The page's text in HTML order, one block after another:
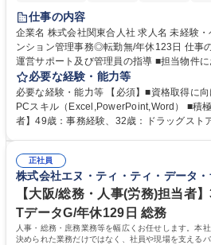
仕事の内容
企業名 株式会社関東合人社 求人名 未経験・ベテラン歓迎【お茶の水】マ
ンション管理事務◎転勤無/年休123日 仕事の内容 ■マンション管理組合の
運営サポート及び管理員の指導 ■担当物件
事務所内での事務業務等 ★異業界からの転
【年収補足】532万円 ＋別途インセンティ
実績） ＋管理業務主任者資格手当50,000円
人社計画研究所社のグループ会社として、
無/年休123日
必要な経験・能力等
必要な経験・能力等 【必須】■資格取得に向
PCスキル（Excel,PowerPoint,Word） ■積極的に行動できる方 【入社
者】49歳：事務経験、32歳：ドラッグストア勤務、 58歳
得出来ております！ 【魅力】■フレックス制
を一律支給！ ■管理業務主任者資格取得後には50,000円/月の手当あり！
学歴・資格 学歴：大学院 大学 高専 短大
一種運転免許普通自動車
正社員
株式会社エヌ・ティ・ティ・データ
【大阪/総務・人事(労務)担当者
TデータG/年休129日 総務
人事・総務・庶務業務等を幅広くお任せします。本
決められた業務だけではなく、社員や現場を支える